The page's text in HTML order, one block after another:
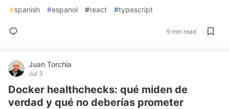
#spanish #espanol #react #typescript
9 min read
Juan Torchia
Jul 3
Docker healthchecks: qué miden de
verdad y qué no deberías prometer